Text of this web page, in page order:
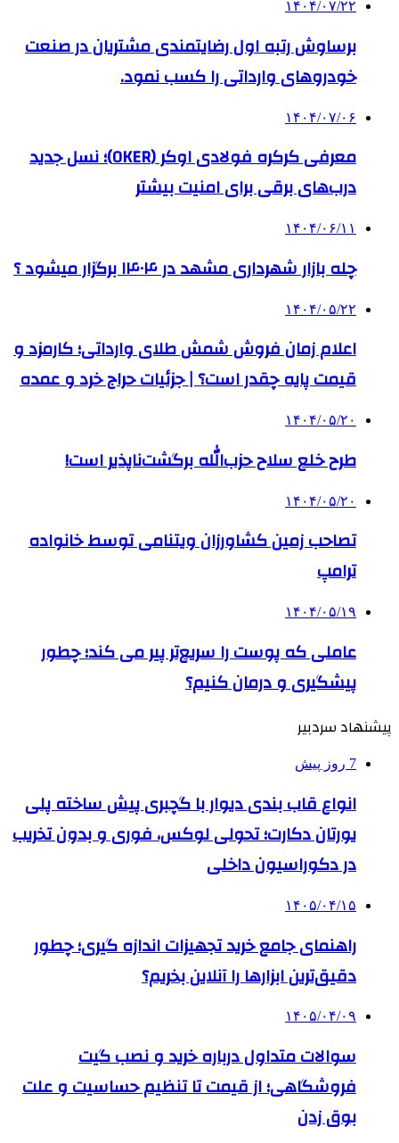
۱۴۰۴/۰۷/۲۲
برساوش رتبه اول رضایتمندی مشتریان در صنعت
خودروهای وارداتی را کسب نمود.
۱۴۰۴/۰۷/۰۶
معرفی کرکره فولادی اوکر (OKER)؛ نسل جدید
درب‌های برقی برای امنیت بیشتر
۱۴۰۴/۰۶/۱۱
چله بازار شهرداری مشهد در ۱۴۰۴ برگزار میشود ؟
۱۴۰۴/۰۵/۲۲
اعلام زمان فروش شمش طلای وارداتی؛ کارمزد و
قیمت پایه چقدر است؟ | جزئیات حراج خرد و عمده
۱۴۰۴/۰۵/۲۰
طرح خلع سلاح حزب‌الله برگشت‌ناپذیر است!
۱۴۰۴/۰۵/۲۰
تصاحب زمین کشاورزان ویتنامی توسط خانواده
ترامپ
۱۴۰۴/۰۵/۱۹
عاملی که پوست را سریع‌تر پیر می کند؛ چطور
پیشگیری و درمان کنیم؟
پیشنهاد سردبیر
7 روز پیش
انواع قاب بندی دیوار با گچبری پیش ساخته پلی
یورتان دکارت؛ تحولی لوکس، فوری و بدون تخریب
در دکوراسیون داخلی
۱۴۰۵/۰۴/۱۵
راهنمای جامع خرید تجهیزات اندازه گیری؛ چطور
دقیق‌ترین ابزارها را آنلاین بخریم؟
۱۴۰۵/۰۴/۰۹
سوالات متداول درباره خرید و نصب گیت
فروشگاهی؛ از قیمت تا تنظیم حساسیت و علت
بوق زدن